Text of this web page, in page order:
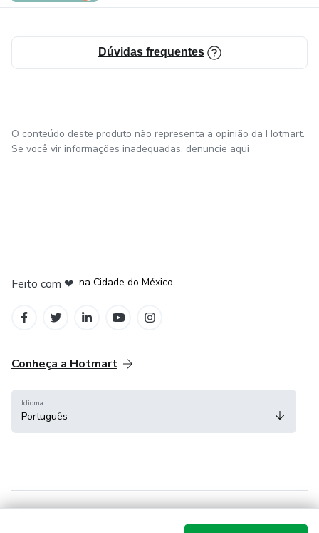
Dúvidas frequentes
O conteúdo deste produto não representa a opinião da Hotmart.
Se você vir informações inadequadas, denuncie aqui
Feito com ❤ na Cidade do México
Conheça a Hotmart
Idioma
Português